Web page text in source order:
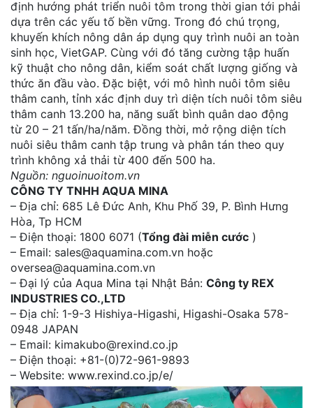
định hướng phát triển nuôi tôm trong thời gian tới phải
dựa trên các yếu tố bền vững. Trong đó chú trọng,
khuyến khích nông dân áp dụng quy trình nuôi an toàn
sinh học, VietGAP. Cùng với đó tăng cường tập huấn
kỹ thuật cho nông dân, kiểm soát chất lượng giống và
thức ăn đầu vào. Đặc biệt, với mô hình nuôi tôm siêu
thâm canh, tỉnh xác định duy trì diện tích nuôi tôm siêu
thâm canh 13.200 ha, năng suất bình quân dao động
từ 20 – 21 tấn/ha/năm. Đồng thời, mở rộng diện tích
nuôi siêu thâm canh tập trung và phân tán theo quy
trình không xả thải từ 400 đến 500 ha.
Nguồn: nguoinuoitom.vn
CÔNG TY TNHH AQUA MINA
– Địa chỉ: 685 Lê Đức Anh, Khu Phố 39, P. Bình Hưng
Hòa, Tp HCM
– Điện thoại: 1800 6071 (Tổng đài miễn cước )
– Email: sales@aquamina.com.vn hoặc
oversea@aquamina.com.vn
– Đại lý của Aqua Mina tại Nhật Bản: Công ty REX
INDUSTRIES CO.,LTD
– Địa chỉ: 1-9-3 Hishiya-Higashi, Higashi-Osaka 578-
0948 JAPAN
– Email: kimakubo@rexind.co.jp
– Điện thoại: +81-(0)72-961-9893
– Website: www.rexind.co.jp/e/